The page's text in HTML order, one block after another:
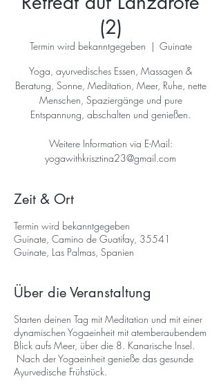
(2)
Termin wird bekanntgegeben
  |
Guinate
Yoga, ayurvedisches Essen, Massagen &
Beratung, Sonne, Meditation, Meer, Ruhe, nette
Menschen, Spaziergänge und pure
Entspannung, abschalten und genießen.
Weitere Information via E-Mail:
yogawithkrisztina23@gmail.com
Zeit & Ort
Termin wird bekanntgegeben
Guinate, Camino de Guatifay, 35541
Guinate, Las Palmas, Spanien
Über die Veranstaltung
Starten deinen Tag mit Meditation und mit einer
dynamischen Yogaeinheit mit atemberaubendem
Blick aufs Meer, über die 8. Kanarische Insel.
Nach der Yogaeinheit genieße das gesunde
Ayurvedische Frühstück.